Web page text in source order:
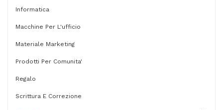
Informatica
Macchine Per L'ufficio
Materiale Marketing
Prodotti Per Comunita'
Regalo
Scrittura E Correzione